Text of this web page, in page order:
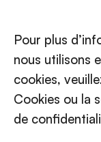
Pour plus
nous utilisons
cookies,
Cookies ou la
de